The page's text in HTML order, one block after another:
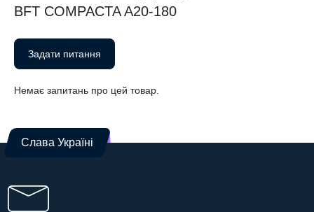
BFT COMPACTA A20-180
Задати питання
Немає запитань про цей товар.
Слава Україні